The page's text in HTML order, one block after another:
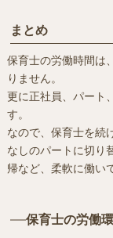
まとめ
保育士の労働時間は
りません。
更に正社員、パート
す。
なので、保育士を続
なしのパートに切り
帰など、柔軟に働い
保育士の労働